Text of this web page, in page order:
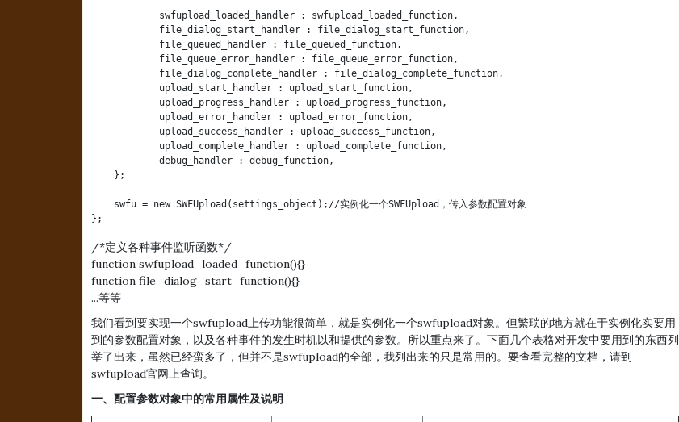
            swfupload_loaded_handler : swfupload_loaded_function,
            file_dialog_start_handler : file_dialog_start_function,
            file_queued_handler : file_queued_function,
            file_queue_error_handler : file_queue_error_function,
            file_dialog_complete_handler : file_dialog_complete_function,
            upload_start_handler : upload_start_function,
            upload_progress_handler : upload_progress_function,
            upload_error_handler : upload_error_function,
            upload_success_handler : upload_success_function,
            upload_complete_handler : upload_complete_function,
            debug_handler : debug_function,
    };
    swfu = new SWFUpload(settings_object);//实例化一个SWFUpload，传入参数配置对象
};
/*定义各种事件监听函数*/
function swfupload_loaded_function(){}
function file_dialog_start_function(){}
...等等
我们看到要实现一个swfupload上传功能很简单，就是实例化一个swfupload对象。但繁琐的地方就在于实例化实要用
到的参数配置对象，以及各种事件的发生时机以和提供的参数。所以重点来了。下面几个表格对开发中要用到的东西列
举了出来，虽然已经蛮多了，但并不是swfupload的全部，我列出来的只是常用的。要查看完整的文档，请到
swfupload官网上查询。
一、配置参数对象中的常用属性及说明